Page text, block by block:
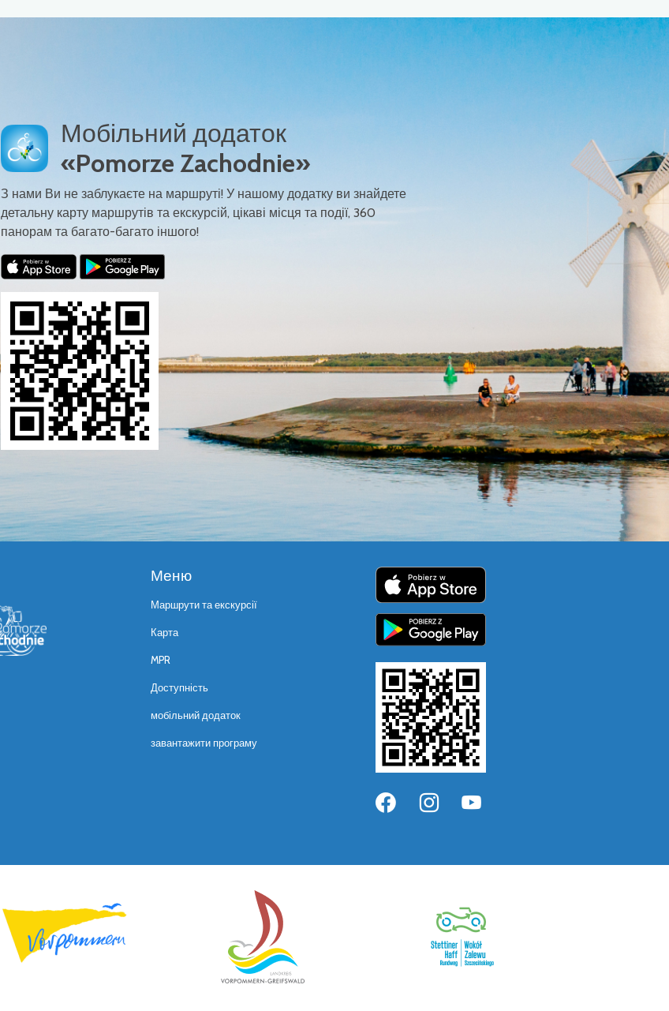
Мобільний додаток
«Pomorze Zachodnie»
З нами Ви не заблукаєте на маршруті! У нашому додатку ви знайдете
детальну карту маршрутів та екскурсій, цікаві місця та події, 360
панорам та багато-багато іншого!
Меню
Маршрути та екскурсії
Карта
MPR
Доступність
мобільний додаток
завантажити програму